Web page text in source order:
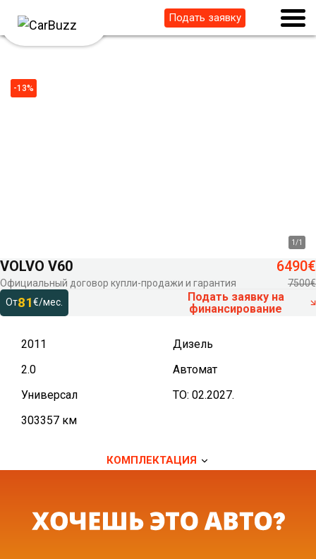
Подать заявку
1 /1
-13%
VOLVO V60
Официальный договор купли-продажи и гарантия
6490€
7500€
От81€/мес.
Подать заявку на
финансирование
2011
Дизель
2.0
Автомат
Универсал
TO: 02.2027.
303357 км
КОМПЛЕКТАЦИЯ